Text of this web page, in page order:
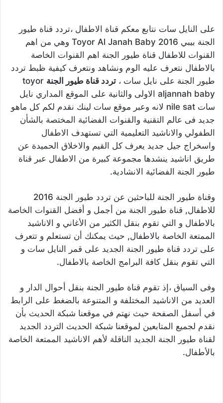
على النايل سات نتابع معكم قناة الاطفال ،تردد قناة طيور
الجنة بيبي 2016 Toyor Al Janah Baby وهي من اهم
القنوات للاطفال قناة طيور الجنة اهم القنوات الخاصة
بالاطفال نتعرف عليه الوم ونشاهد ونتعرف كيفية ظبط تردد
طيور الجنة على نايل سات ، تردد قناة طيور الجنة toyor
aljannah baby الاولى والثانية على الموقع المداري نايل
سات nile sat لانه وعبر موقع سات لينك نقدم لكم كل ماهو
جديد فى عالم التقنية والقنوات الفضائية المختصة بالشأن
الطفولي والاناشيد التعليمية التي تستهدف الاطفال
واسخراج جيل جديد يعرف كل القيم والاخلاق الحميدة عن
طريق اناشيد ينشدها مجموعة كبيرة من الاطفال عبر قناة
طيور الجنة الفضائية الانشادية.
وقناة طيور الجنة للباحثين عن تردد طيور الجنة 2016
للاطفال, قناة طيور الجنة من أجمل و أفضل القنوات الخاصة
بالاطفال و التي تقوم بنقل الكثير من الأغاني و الاناشيد
الممتعة الخاصة بالاطفال, حيث يمكنك أن تستعلم و تتعرف
على تردد قناة طيور الجنة الجديد على قمر النايل سات و
التي تقوم بنقل كافة البرامج الخاصة بالاطفال.
وفى السياق ،إذ تقوم قناة طيور الجنة بنقل أحوال الدار و
العديد من الاناشيد المختلفة و المتنوعة بالضغط على الرابط
في أسفل الصفحة حيث نهتم في موقعنا شبكة الحديث بأن
نقدم لجميع المتابعين لموقعنا شبكة الحديث التردد الجديد
لقناة طيور الجنة الجديد الناقلة لأهم الاناشيد الممتعة الخاصة
بالأطفال.